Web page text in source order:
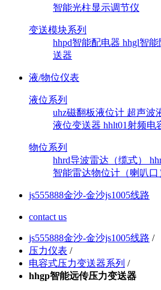
智能光柱显示调节仪
变送模块系列
hhpd智能配电器 hhgl智能
送器
液/物位仪表
液位系列
uhz磁翻板液位计 超声波
液位变送器 hhlt01射频电
物位系列
hhrd导波雷达（缆式）
智能雷达物位计（喇叭口
js555888金沙-金沙js1005线路
contact us
js555888金沙-金沙js1005线路 /
压力仪表 /
电容式压力变送器系列 /
hhgp智能远传压力变送器